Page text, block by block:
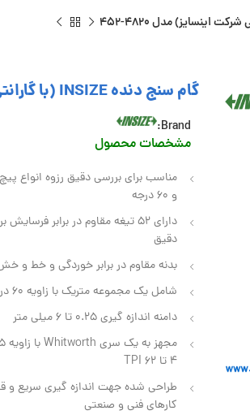
گام سنج دنده INSIZE (با گارانتی رسمی شرکت اینسایز) مدل 4820-452
Brand:
مشخصات محصول
و 60 درجه
دارای 52 تیغه مقاوم در برابر
دقیق
بدنه مقاوم در برابر خوردگی و خط و
شامل یک مجموعه متریک با زاویه 60 درجه
دامنه اندازه گیری 0.25 تا 6 میلی متر
4 تا 62 TPI
طراحی شده جهت اندازه‌ گیری سریع و
کارهای فنی و صنعتی